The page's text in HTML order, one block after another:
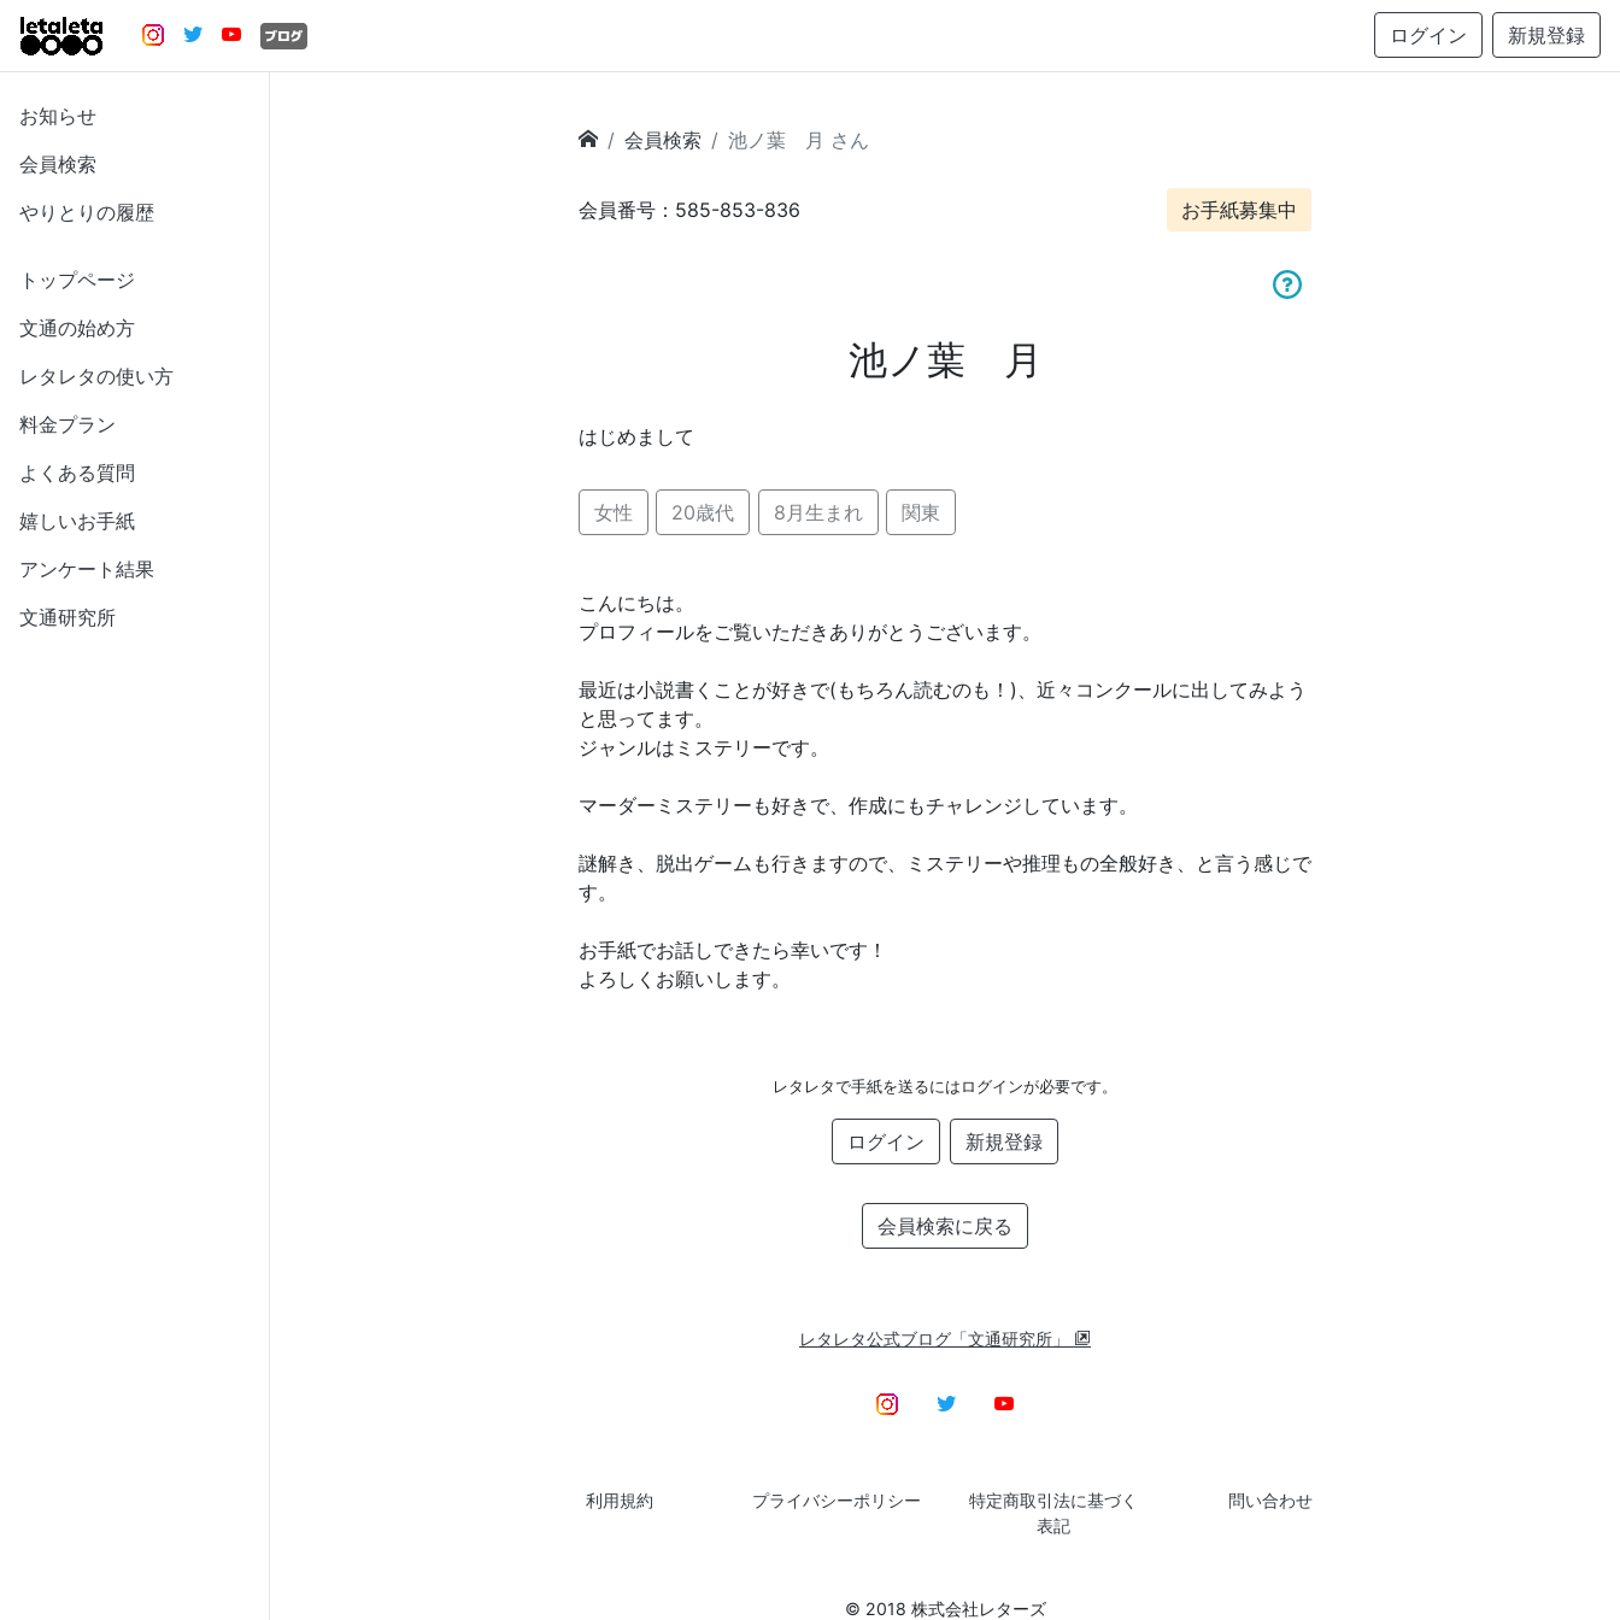
ログイン 新規登録
お知らせ
会員検索
やりとりの履歴
トップページ
文通の始め方
レタレタの使い方
料金プラン
よくある質問
嬉しいお手紙
アンケート結果
文通研究所
会員検索 池ノ葉 月 さん
会員番号：585-853-836 お手紙募集中
池ノ葉 月
はじめまして
女性 20歳代 8月生まれ 関東
こんにちは。
プロフィールをご覧いただきありがとうございます。
最近は小説書くことが好きで(もちろん読むのも！)、近々コンクールに出してみよう
と思ってます。
ジャンルはミステリーです。
マーダーミステリーも好きで、作成にもチャレンジしています。
謎解き、脱出ゲームも行きますので、ミステリーや推理もの全般好き、と言う感じで
す。
お手紙でお話しできたら幸いです！
よろしくお願いします。
レタレタで手紙を送るにはログインが必要です。
ログイン 新規登録
会員検索に戻る
レタレタ公式ブログ「文通研究所」
利用規約 プライバシーポリシー
特定商取引法に基づく
表記
問い合わせ
© 2018 株式会社レターズ